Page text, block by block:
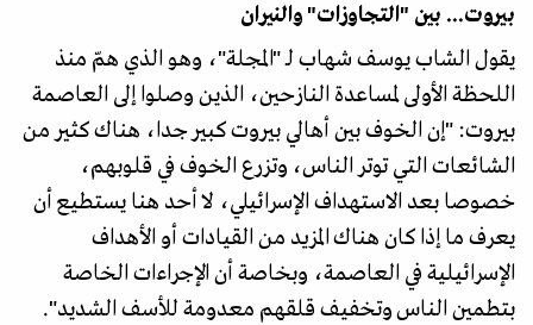
بيروت... بين "التجاوزات" والنيران
يقول الشاب يوسف شهاب لـ "المجلة"، وهو الذي همّ منذ
اللحظة الأولى لمساعدة النازحين، الذين وصلوا إلى العاصمة
بيروت: "إن الخوف بين أهالي بيروت كبير جدا، هناك كثير من
الشائعات التي توتر الناس، وتزرع الخوف في قلوبهم،
خصوصا بعد الاستهداف الإسرائيلي، لا أحد هنا يستطيع أن
يعرف ما إذا كان هناك المزيد من القيادات أو الأهداف
الإسرائيلية في العاصمة، وبخاصة أن الإجراءات الخاصة
بتطمين الناس وتخفيف قلقهم معدومة للأسف الشديد".